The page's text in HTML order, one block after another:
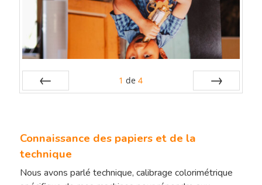
1 de 4
Connaissance des papiers et de la
technique
Nous avons parlé technique, calibrage colorimétrique